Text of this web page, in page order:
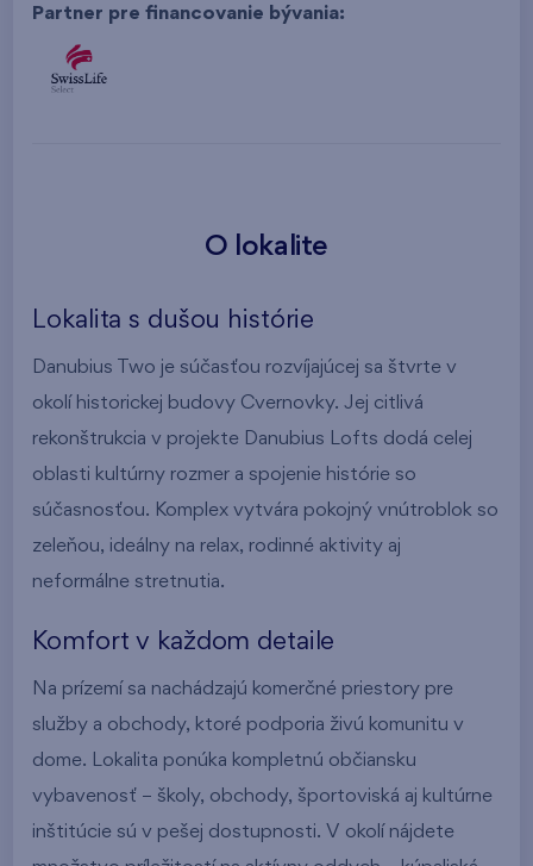
Partner pre financovanie bývania:
O lokalite
Lokalita s dušou histórie
Danubius Two je súčasťou rozvíjajúcej sa štvrte v
okolí historickej budovy Cvernovky. Jej citlivá
rekonštrukcia v projekte Danubius Lofts dodá celej
oblasti kultúrny rozmer a spojenie histórie so
súčasnosťou. Komplex vytvára pokojný vnútroblok so
zeleňou, ideálny na relax, rodinné aktivity aj
neformálne stretnutia.
Komfort v každom detaile
Na prízemí sa nachádzajú komerčné priestory pre
služby a obchody, ktoré podporia živú komunitu v
dome. Lokalita ponúka kompletnú občiansku
vybavenosť – školy, obchody, športoviská aj kultúrne
inštitúcie sú v pešej dostupnosti. V okolí nájdete